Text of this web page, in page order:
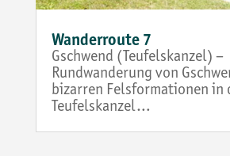
Wanderroute 7
Gschwend (Teufelskanzel) –
Rundwanderung von
bizarren Felsformationen in
Teufelskanzel…